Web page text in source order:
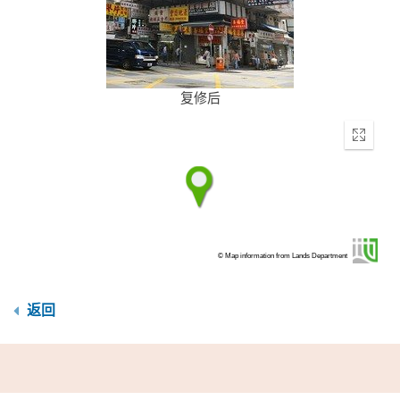
复修后
Enter
© Map information from Lands Department
返回